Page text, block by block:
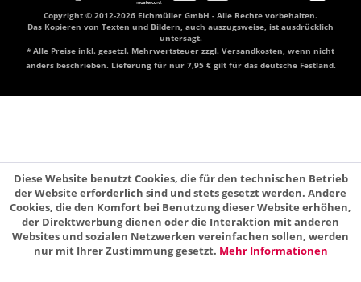
Copyright © 2012-2026 Eichmüller GmbH - Alle Rechte vorbehalten.
Das Kopieren von Texten und Bildern, auch auszugsweise, ist ausdrücklich
untersagt.
* Alle Preise inkl. gesetzl. Mehrwertsteuer zzgl. Versandkosten , wenn nicht
anders beschrieben. Lieferung für nur 7,95 € gilt für das deutsche Festland.
Diese Website benutzt Cookies, die für den technischen Betrieb
der Website erforderlich sind und stets gesetzt werden. Andere
Cookies, die den Komfort bei Benutzung dieser Website erhöhen,
der Direktwerbung dienen oder die Interaktion mit anderen
Websites und sozialen Netzwerken vereinfachen sollen, werden
nur mit Ihrer Zustimmung gesetzt. Mehr Informationen